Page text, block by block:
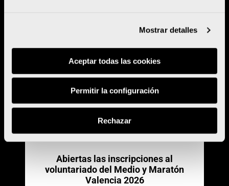
Mostrar detalles
Aceptar todas las cookies
Permitir la configuración
Rechazar
Abiertas las inscripciones al
voluntariado del Medio y Maratón
Valencia 2026